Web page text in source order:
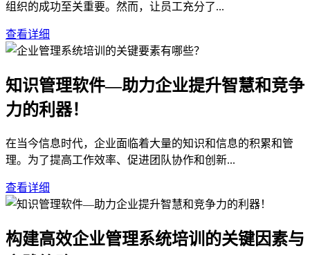
组织的成功至关重要。然而，让员工充分了...
查看详细
知识管理软件—助力企业提升智慧和竞争
力的利器！
在当今信息时代，企业面临着大量的知识和信息的积累和管
理。为了提高工作效率、促进团队协作和创新...
查看详细
构建高效企业管理系统培训的关键因素与